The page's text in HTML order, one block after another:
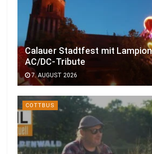
Calauer Stadtfest mit
AC/DC-Tribute
7. AUGUST 2026
COTTBUS